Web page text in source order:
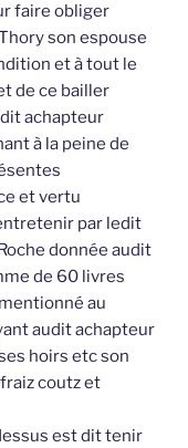
faire obliger
son espouse
et à tout le
de ce bailler
achapteur
à la peine de
et vertu
par ledit
donnée audit
de 60 livres
au
audit achapteur
hoirs etc son
coutz et
est dit tenir